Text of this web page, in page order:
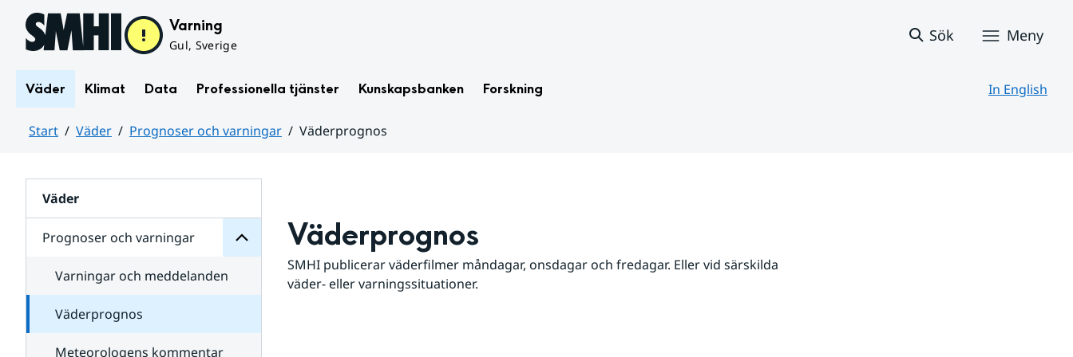
Hoppa till sidans innehåll Varning
Gul, Sverige
Sök Meny
Väder Klimat Data Professionella tjänster Kunskapsbanken Forskning In English
Start Väder Prognoser och varningar
Väderprognos
Väder
Prognoser och varningar
för
varningar
Varningar och meddelanden
Väderprognos
Meteorologens kommentar
Väderprognos
SMHI publicerar väderfilmer måndagar, onsdagar och fredagar. Eller vid särskilda
väder- eller varningssituationer.